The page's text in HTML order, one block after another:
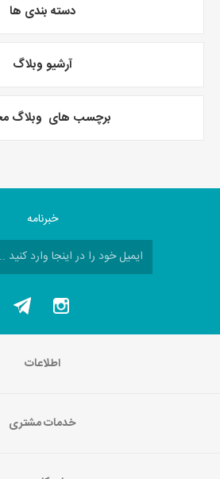
دسته بندی ها
آرشیو وبلاگ
برچسب های وبلاگ
خبرنامه
اطلاعات
خدمات مشتری